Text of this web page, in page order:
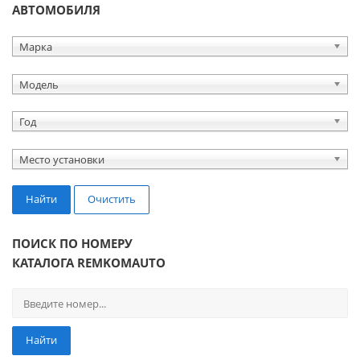
АВТОМОБИЛЯ
Марка
Модель
Год
Место установки
Найти Очистить
ПОИСК ПО НОМЕРУ
КАТАЛОГА REMKOMAUTO
Найти